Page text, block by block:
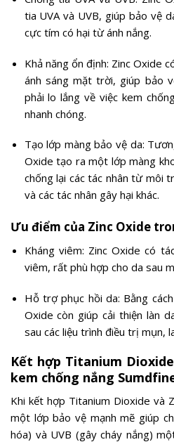
tia UVA và UVB, giúp bảo vệ
cực tím có hại từ ánh nắng.
Khả năng ổn định: Zinc Oxide
ánh sáng mặt trời, giúp bảo
phải lo lắng về việc kem
nhanh chóng.
Tạo lớp màng bảo vệ da:
Oxide tạo ra một lớp màng
chống lại các tác nhân từ môi
và các tác nhân gây hại khác.
Ưu điểm của Zinc Oxide
Kháng viêm: Zinc Oxide có
viêm, rất phù hợp cho da sau
Hỗ trợ phục hồi da: Bằng
Oxide còn giúp cải thiện làn
sau các liệu trình điều trị mụn,
Kết hợp Titanium
kem chống nắng
Khi kết hợp Titanium Dioxide và
một lớp bảo vệ mạnh mẽ giúp
hóa) và UVB (gây cháy nắng)